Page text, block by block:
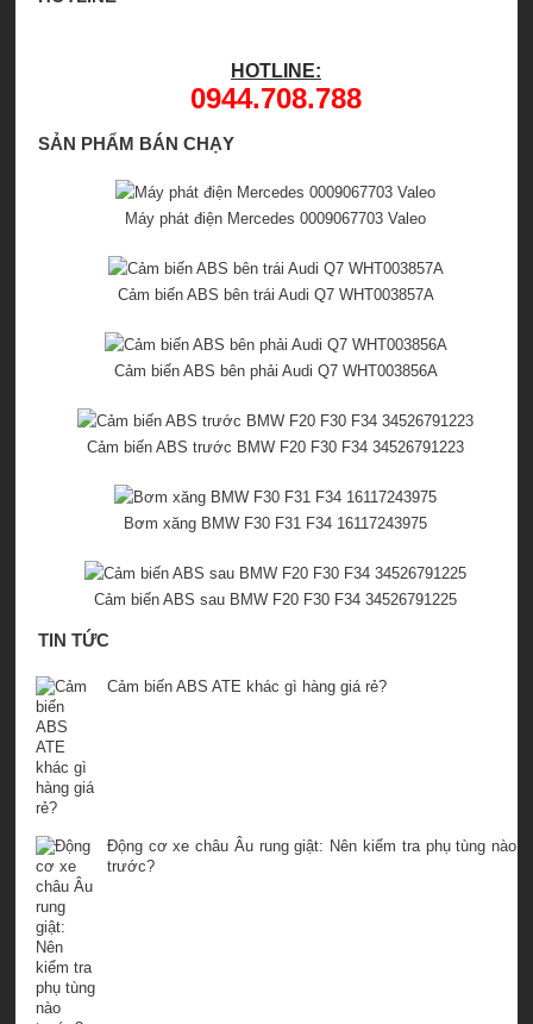
HOTLINE:
0944.708.788
SẢN PHẨM BÁN CHẠY
Máy phát điện Mercedes 0009067703 Valeo
Cảm biến ABS bên trái Audi Q7 WHT003857A
Cảm biến ABS bên phải Audi Q7 WHT003856A
Cảm biến ABS trước BMW F20 F30 F34 34526791223
Bơm xăng BMW F30 F31 F34 16117243975
Cảm biến ABS sau BMW F20 F30 F34 34526791225
TIN TỨC
Cảm biến ABS ATE khác gì hàng giá rẻ?
Động cơ xe châu Âu rung giật: Nên kiểm tra phụ tùng nào
trước?